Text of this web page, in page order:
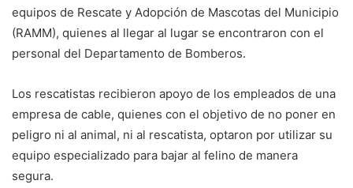
equipos de Rescate y Adopción de Mascotas del Municipio
(RAMM), quienes al llegar al lugar se encontraron con el
personal del Departamento de Bomberos.
Los rescatistas recibieron apoyo de los empleados de una
empresa de cable, quienes con el objetivo de no poner en
peligro ni al animal, ni al rescatista, optaron por utilizar su
equipo especializado para bajar al felino de manera
segura.